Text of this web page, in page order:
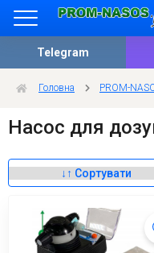
Telegram
Головна PROM-
Насос для